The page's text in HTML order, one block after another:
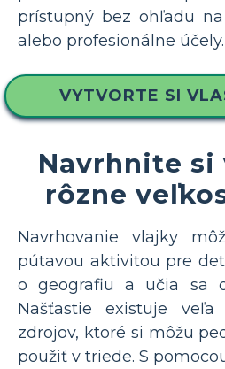
prístupný bez ohľadu
alebo profesionálne účely.
VYTVORTE SI
Navrhnite
rôzne
Navrhovanie vlajky
pútavou aktivitou pre
o geografiu a učia sa
Našťastie existuje veľa
zdrojov, ktoré si môžu
použiť v triede. S